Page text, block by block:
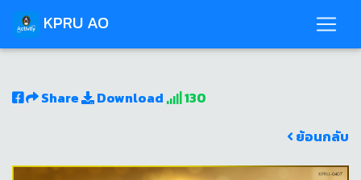
KPRU AO
Share Download
130
ย้อนกลับ